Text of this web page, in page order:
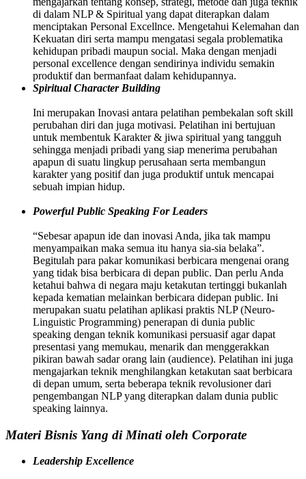
di dalam NLP & Spiritual yang dapat diterapkan dalam
menciptakan Personal Excellnce. Mengetahui Kelemahan dan
Kekuatan diri serta mampu mengatasi segala problematika
kehidupan pribadi maupun social. Maka dengan menjadi
personal excellence dengan sendirinya individu semakin
produktif dan bermanfaat dalam kehidupannya.
Spiritual Character Building
Ini merupakan Inovasi antara pelatihan pembekalan soft skill
perubahan diri dan juga motivasi. Pelatihan ini bertujuan
untuk membentuk Karakter & jiwa spiritual yang tangguh
sehingga menjadi pribadi yang siap menerima perubahan
apapun di suatu lingkup perusahaan serta membangun
karakter yang positif dan juga produktif untuk mencapai
sebuah impian hidup.
Powerful Public Speaking For Leaders
“Sebesar apapun ide dan inovasi Anda, jika tak mampu
menyampaikan maka semua itu hanya sia-sia belaka”.
Begitulah para pakar komunikasi berbicara mengenai orang
yang tidak bisa berbicara di depan public. Dan perlu Anda
ketahui bahwa di negara maju ketakutan tertinggi bukanlah
kepada kematian melainkan berbicara didepan public. Ini
merupakan suatu pelatihan aplikasi praktis NLP (Neuro-
Linguistic Programming) penerapan di dunia public
speaking dengan teknik komunikasi persuasif agar dapat
presentasi yang memukau, menarik dan menggerakkan
pikiran bawah sadar orang lain (audience). Pelatihan ini juga
mengajarkan teknik menghilangkan ketakutan saat berbicara
di depan umum, serta beberapa teknik revolusioner dari
pengembangan NLP yang diterapkan dalam dunia public
speaking lainnya.
Materi Bisnis Yang di Minati oleh Corporate
Leadership Excellence